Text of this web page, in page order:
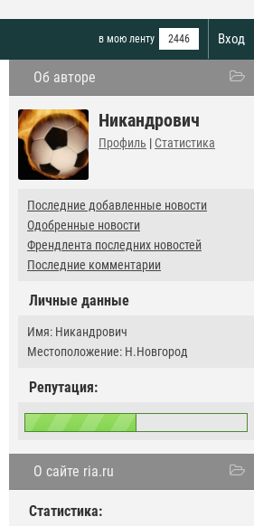
Вход
в мою ленту 2446
Об авторе
Никандрович
Профиль | Статистика
Последние добавленные новости
Одобренные новости
Френдлента последних новостей
Последние комментарии
Личные данные
Имя: Никандрович
Местоположение: Н.Новгород
Репутация:
О сайте ria.ru
Статистика: